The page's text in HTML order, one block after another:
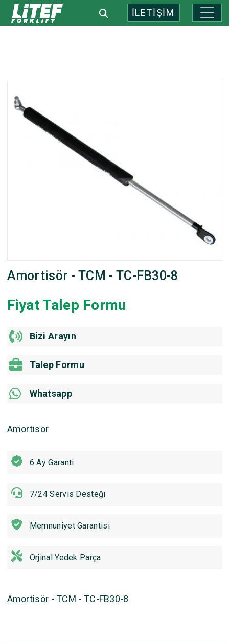
İLETİŞİM
Amortisör - TCM - TC-FB30-8
Fiyat Talep Formu
Bizi Arayın
Talep Formu
Whatsapp
Amortisör
6 Ay Garanti
7/24 Servis Desteği
Memnuniyet Garantisi
Orjinal Yedek Parça
Amortisör - TCM - TC-FB30-8